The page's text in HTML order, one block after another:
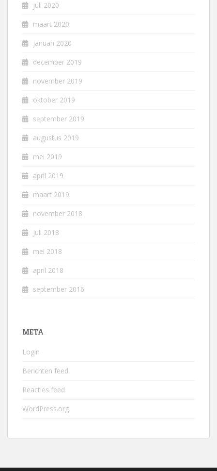
juli 2020
maart 2020
januari 2020
december 2019
november 2019
oktober 2019
september 2019
augustus 2019
mei 2019
april 2019
maart 2019
november 2018
juli 2018
mei 2018
april 2018
september 2016
META
Login
Berichten feed
Reacties feed
WordPress.org